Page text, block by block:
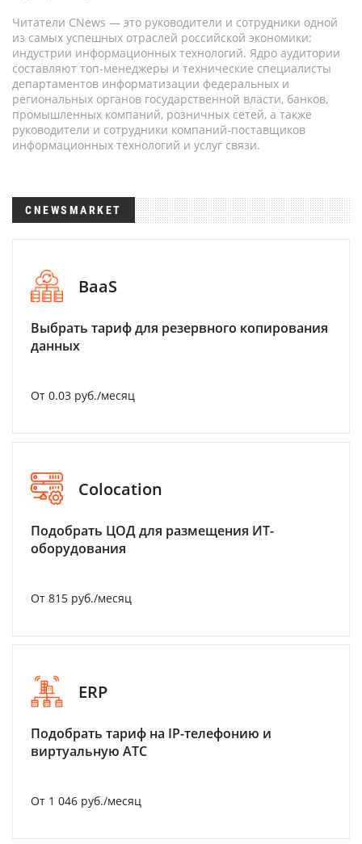
Читатели CNews — это руководители и сотрудники одной
из самых успешных отраслей российской экономики:
индустрии информационных технологий. Ядро аудитории
составляют топ-менеджеры и технические специалисты
департаментов информатизации федеральных и
региональных органов государственной власти, банков,
промышленных компаний, розничных сетей, а также
руководители и сотрудники компаний-поставщиков
информационных технологий и услуг связи.
CNEWSMARKET
BaaS
Выбрать тариф для резервного копирования
данных
От 0.03 руб./месяц
Colocation
Подобрать ЦОД для размещения ИТ-
оборудования
От 815 руб./месяц
ERP
Подобрать тариф на IP-телефонию и
виртуальную АТС
От 1 046 руб./месяц